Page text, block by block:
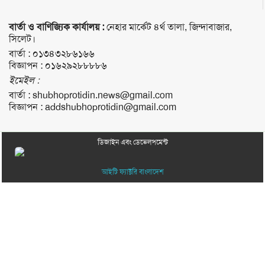
বার্তা ও বাণিজ্যিক কার্যালয় :নেহার মার্কেট ৪র্থ তালা, জিন্দাবাজার,
সিলেট।
বার্তা : ০১৩৪৩২৮৬১৬৬
বিজ্ঞাপন : ০১৬২৯২৮৮৮৮৬
ইমেইল :
বার্তা :shubhoprotidin.news@gmail.com
বিজ্ঞাপন :addshubhoprotidin@gmail.com
ডিজাইন এবং ডেভেলপমেন্ট
আইটি ফ্যাক্টরি বাংলাদেশ